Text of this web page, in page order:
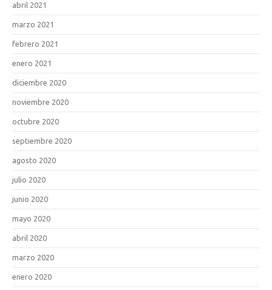
abril 2021
marzo 2021
febrero 2021
enero 2021
diciembre 2020
noviembre 2020
octubre 2020
septiembre 2020
agosto 2020
julio 2020
junio 2020
mayo 2020
abril 2020
marzo 2020
enero 2020